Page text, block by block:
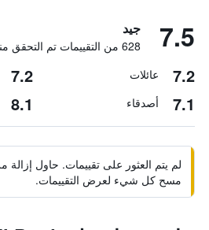
7.5 جيد
628 من التقييمات تم التحقق منها
7.2 عائلات 7.2
7.1 أصدقاء 8.1
لم يتم العثور على تقييمات. حاول إزالة
مسح كل شيء لعرض التقييمات.